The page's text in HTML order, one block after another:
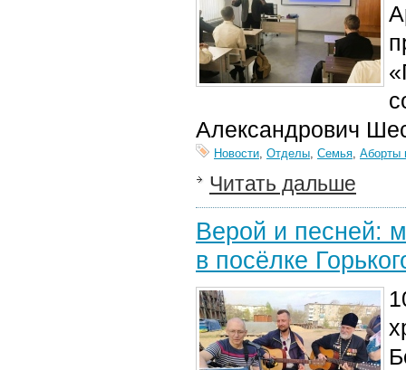
Александрович
Новости, Отделы, Семья, Аборты
Читать дальше
Верой и песней:
в посёлке